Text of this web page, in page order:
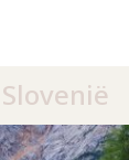
Slovenië